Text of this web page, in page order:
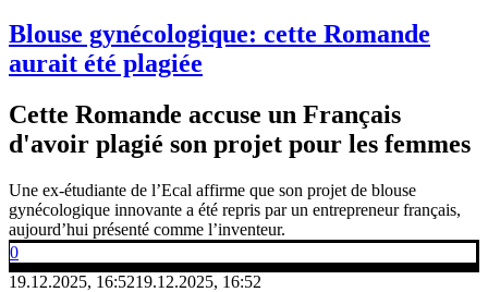
Blouse gynécologique: cette Romande
aurait été plagiée
Cette Romande accuse un Français
d'avoir plagié son projet pour les femmes
Une ex-étudiante de l’Ecal affirme que son projet de blouse
gynécologique innovante a été repris par un entrepreneur français,
aujourd’hui présenté comme l’inventeur.
0
19.12.2025, 16:5219.12.2025, 16:52